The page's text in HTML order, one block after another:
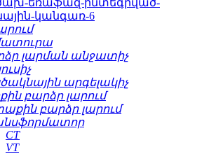
լարման անջատիչ
արգելակիչ
բարձր լարում
բարձր լարում
CT
VT